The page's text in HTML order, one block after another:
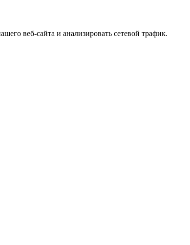
веб-сайта и анализировать сетевой трафик.